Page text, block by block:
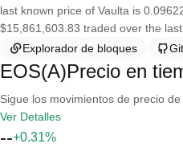
last known price of Vaulta is
$15,861,603.83 traded over the
Explorador de bloques
EOS(A)Precio en
Sigue los movimientos de precio
Ver Detalles
--+0.31%